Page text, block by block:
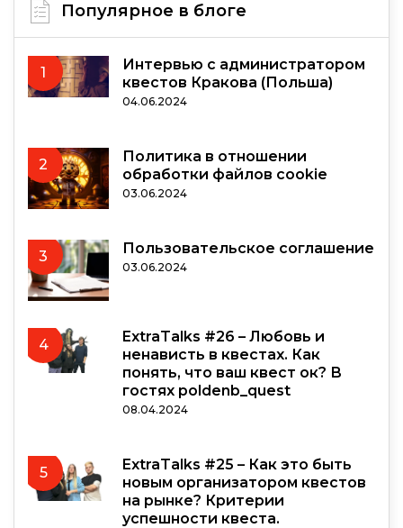
Популярное в блоге
1
Интервью с администратором
квестов Кракова (Польша)
04.06.2024
2
Политика в отношении
обработки файлов cookie
03.06.2024
3 Пользовательское соглашение
03.06.2024
4
ExtraTalks #26 – Любовь и
ненависть в квестах. Как
понять, что ваш квест ок? В
гостях poldenb_quest
08.04.2024
5
ExtraTalks #25 – Как это быть
новым организатором квестов
на рынке? Критерии
успешности квеста.